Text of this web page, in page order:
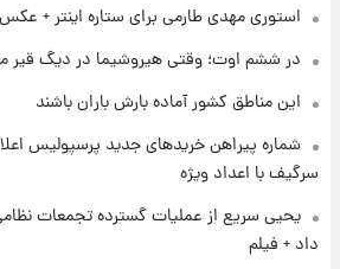
فال حافظ پنجشنبه ۱۵ مرداد ماه ۱۴۰۵
استوری مهدی طارمی برای ستاره اینتر + عکس
در ششم اوت؛ وقتی هیروشیما در دیگ قیر
این مناطق کشور آماده بارش باران باشند
شماره پیراهن خریدهای جدید پرسپولیس
سرگیف با اعداد ویژه
یحیی سریع از عملیات گسترده تجمعات
داد + فیلم